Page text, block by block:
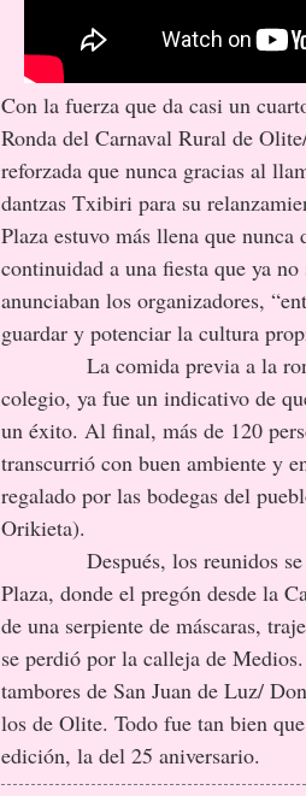
Con la fuerza que da casi un
Ronda del Carnaval Rural de
reforzada que nunca gracias al
dantzas Txibiri para su
Plaza estuvo más llena que nunca
continuidad a una fiesta que ya
anunciaban los organizadores,
guardar y potenciar la cultura
La comida previa a la
colegio, ya fue un indicativo de
un éxito. Al final, más de 120
transcurrió con buen ambiente y
regalado por las bodegas del
Orikieta).
Después, los reunidos se
Plaza, donde el pregón desde la
de una serpiente de máscaras,
se perdió por la calleja de
tambores de San Juan de Luz/
los de Olite. Todo fue tan bien
edición, la del 25 aniversario.